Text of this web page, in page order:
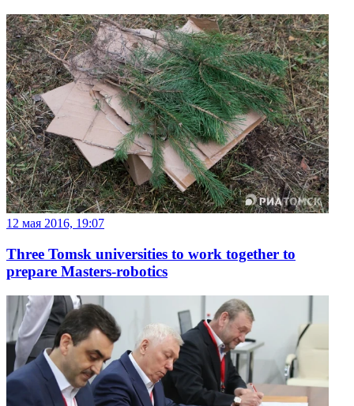
12 мая 2016, 19:07
Three Tomsk universities to work together to
prepare Masters-robotics